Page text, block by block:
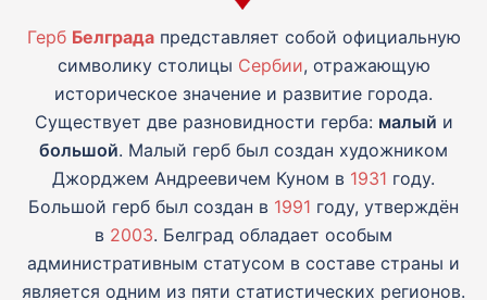
Герб Белградапредставляет собой официальную
символику столицы Сербии, отражающую
историческое значение и развитие города.
Существует две разновидности герба: малый и
большой. Малый герб был создан художником
Джорджем Андреевичем Куном в 1931 году.
Большой герб был создан в 1991 году, утверждён
в 2003. Белград обладает особым
административным статусом в составе страны и
является одним из пяти статистических регионов.